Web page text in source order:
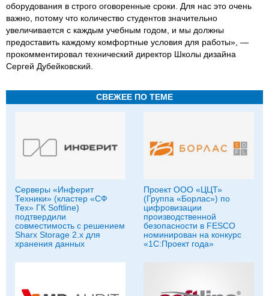
оборудования в строго оговоренные сроки. Для нас это очень
важно, потому что количество студентов значительно
увеличивается с каждым учебным годом, и мы должны
предоставить каждому комфортные условия для работы», —
прокомментировал технический директор Школы дизайна
Сергей Дубейковский.
СВЕЖЕЕ ПО ТЕМЕ
Серверы «Инферит
Техники» (кластер «СФ
Тех» ГК Softline)
подтвердили
совместимость с решением
Sharx Storage 2.x для
хранения данных
Проект ООО «ЦЦТ»
(Группа «Борлас») по
цифровизации
производственной
безопасности в FESCO
номинирован на конкурс
«1С:Проект года»